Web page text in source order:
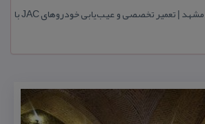
امداد خودرو جك در مشهد | تعمیر تخصصی و عیب‌یابی خودروهای JAC با